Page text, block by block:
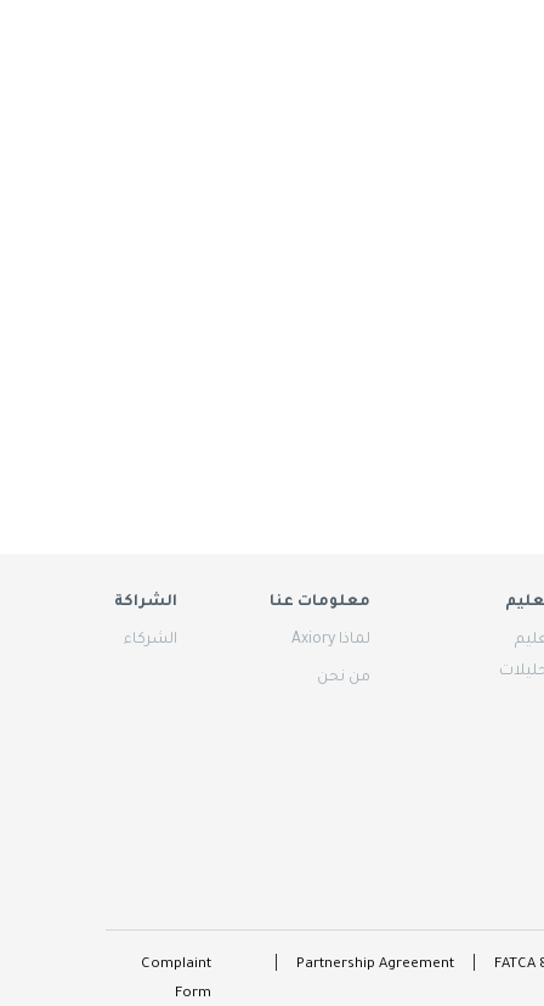
معلومات عنا
لماذا Axiory
من نحن
الشراكة
الشركاء
FATCA
Partnership Agreement
Complaint
Form